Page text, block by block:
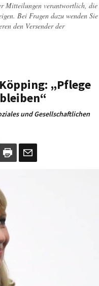
Mitteilungen verantwortlich, die
Bei Fragen dazu wenden Sie
den Versender der
„Pflege
und Gesellschaftlichen